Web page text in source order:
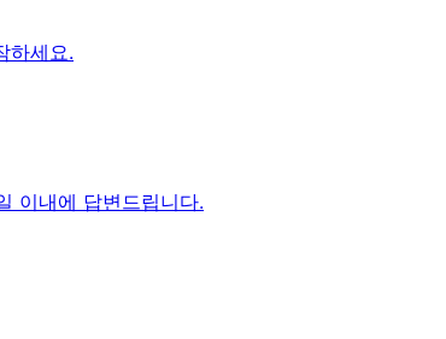
하세요.
이내에 답변드립니다.